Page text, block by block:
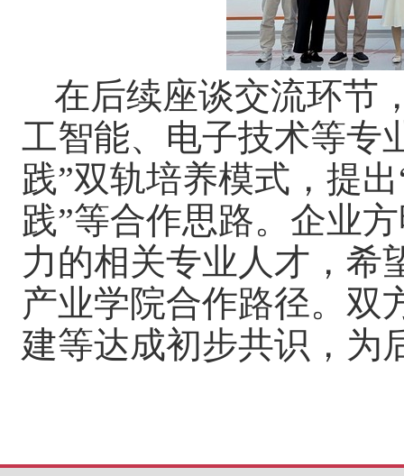
在后续座谈交流环节
工智能、电子技术等专
践”双轨培养模式，提
践”等合作思路。企业
力的相关专业人才，希
产业学院合作路径。双
建等达成初步共识，为